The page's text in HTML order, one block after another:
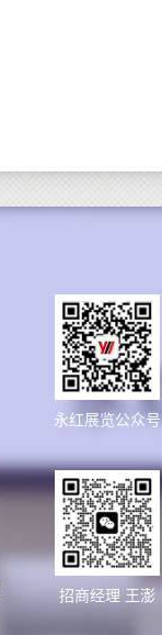
永红展览公众号
招商经理 王澎